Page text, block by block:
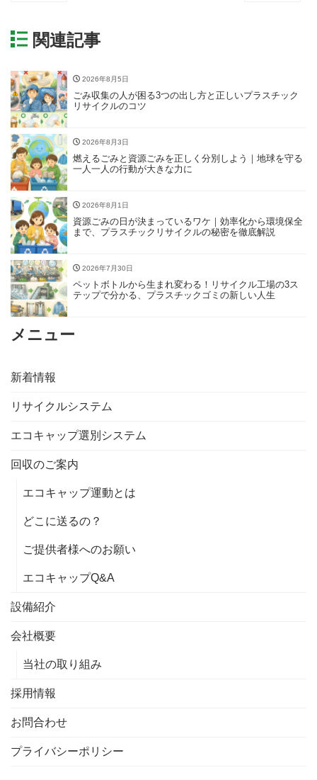
関連記事
2026年8月5日
ごみ収集の人が困る3つの出し方と正しいプラスチック
リサイクルのコツ
2026年8月3日
燃えるごみと資源ごみを正しく分別しよう｜地球を守る
一人一人の行動が大きな力に
2026年8月1日
資源ごみの日が決まっているワケ｜効率化から環境保全
まで、プラスチックリサイクルの秘密を徹底解説
2026年7月30日
ペットボトルから生まれ変わる！リサイクル工場の3ス
テップで分かる、プラスチックゴミの新しい人生
メニュー
新着情報
リサイクルシステム
エコキャップ選別システム
回収のご案内
エコキャップ運動とは
どこに送るの？
ご提供者様へのお願い
エコキャップQ&A
設備紹介
会社概要
当社の取り組み
採用情報
お問合わせ
プライバシーポリシー